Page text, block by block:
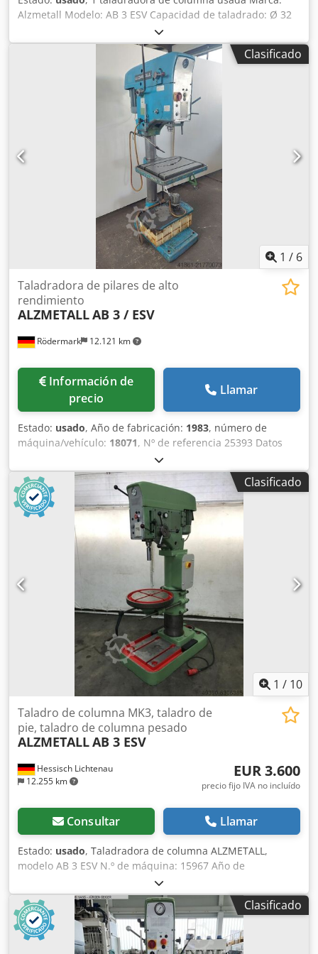
Alzmetall Modelo: AB 3 ESV Capacidad de taladrado: Ø 32
mm Codpfx Ajyqr Dhspcjrf 3 avances automáticos de
taladrado Cono del husillo: MK 3 Distancia nariz del husillo
- mesa: 545 mm Voladizo: 290 mm Recorrido del husillo:
160 mm Diámetro de columna: Ø 220 mm Dimensiones:
1150 x 650 x 2000 mm Peso: 850 kg
Clasificado
1 / 6
Rödermark 12.121 km
Taladradora de pilares de alto
rendimiento
ALZMETALLAB 3 / ESV
Información de
precio
Llamar
Estado: usado, Año de fabricación: 1983, número de
máquina/vehículo: 18071, Nº de referencia 25393 Datos
técnicos: Crsdpjy En I Hsfx Apcjf - Capacidad de taladrado
en acero ST 60: 28 mm - Máxima capacidad de taladrado
en acero ST 60: 32 mm - Cono del husillo de taladro: MT 3 -
Recorrido del husillo de taladro: 180 mm - Velocidades del
husillo de taladro regulables sin escalonamiento: - Rango
1: 130 – 480 rpm - Rango 2: 480 – 1750 rpm - 3 avances:
0,1; 0,2; 0,3 mm/vuelta - Distancia del brazo (cuello): 290
mm - Distancia máxima mesa - husillo de taladro: 620 mm
- Mesa con 2 ranuras en T: 450 x 450 mm - Regulación de
altura mediante piñón y manivela - Sistema de
refrigeración independiente - Accionamiento: 400 V / 0,9 /
1,3 kW - Espacio requerido aprox.: Ancho 660 x Alto 1900 x
Fondo 700 mm - Peso aprox.: 280 kg
Clasificado
1 / 10
Hessisch Lichtenau
12.255 km
Taladro de columna MK3, taladro de
pie, taladro de columna pesado
ALZMETALLAB 3 ESV
EUR 3.600
precio fijo IVA no incluído
Consultar Llamar
Estado: usado, Taladradora de columna ALZMETALL,
modelo AB 3 ESV N.º de máquina: 15967 Año de
fabricación: 1977 Crodeharwvopfx Apcjf Capacidad de
perforación: 32 mm Cono del eje: MK 3 - cono corto
Distancia entre el extremo del eje y la mesa: 545 mm (cono
corto) Distancia entre el adaptador del eje y la mesa: 395
mm (adaptador MK) Salida: 290 mm Recorrido del cono:
Clasificado